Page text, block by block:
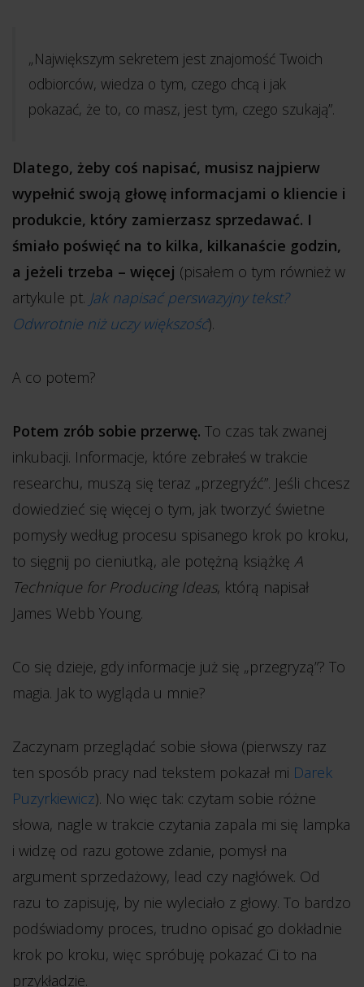
„Największym sekretem jest znajomość Twoich
odbiorców, wiedza o tym, czego chcą i jak
pokazać, że to, co masz, jest tym, czego szukają”.
Dlatego, żeby coś napisać, musisz najpierw
wypełnić swoją głowę informacjami o kliencie i
produkcie, który zamierzasz sprzedawać. I
śmiało poświęć na to kilka, kilkanaście godzin,
a jeżeli trzeba – więcej (pisałem o tym również w
artykule pt. Jak napisać perswazyjny tekst?
Odwrotnie niż uczy większość).
A co potem?
Potem zrób sobie przerwę. To czas tak zwanej
inkubacji. Informacje, które zebrałeś w trakcie
researchu, muszą się teraz „przegryźć”. Jeśli chcesz
dowiedzieć się więcej o tym, jak tworzyć świetne
pomysły według procesu spisanego krok po kroku,
to sięgnij po cieniutką, ale potężną książkę A
Technique for Producing Ideas, którą napisał
James Webb Young.
Co się dzieje, gdy informacje już się „przegryzą”? To
magia. Jak to wygląda u mnie?
Zaczynam przeglądać sobie słowa (pierwszy raz
ten sposób pracy nad tekstem pokazał mi Darek
Puzyrkiewicz). No więc tak: czytam sobie różne
słowa, nagle w trakcie czytania zapala mi się lampka
i widzę od razu gotowe zdanie, pomysł na
argument sprzedażowy, lead czy nagłówek. Od
razu to zapisuję, by nie wyleciało z głowy. To bardzo
podświadomy proces, trudno opisać go dokładnie
krok po kroku, więc spróbuję pokazać Ci to na
przykładzie.